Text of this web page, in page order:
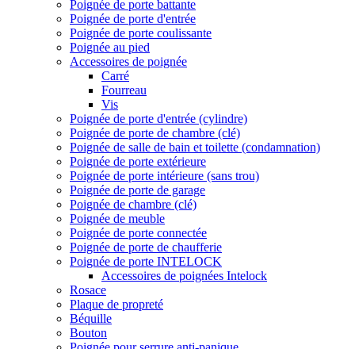
Poignée de porte battante
Poignée de porte d'entrée
Poignée de porte coulissante
Poignée au pied
Accessoires de poignée
Carré
Fourreau
Vis
Poignée de porte d'entrée (cylindre)
Poignée de porte de chambre (clé)
Poignée de salle de bain et toilette (condamnation)
Poignée de porte extérieure
Poignée de porte intérieure (sans trou)
Poignée de porte de garage
Poignée de chambre (clé)
Poignée de meuble
Poignée de porte connectée
Poignée de porte de chaufferie
Poignée de porte INTELOCK
Accessoires de poignées Intelock
Rosace
Plaque de propreté
Béquille
Bouton